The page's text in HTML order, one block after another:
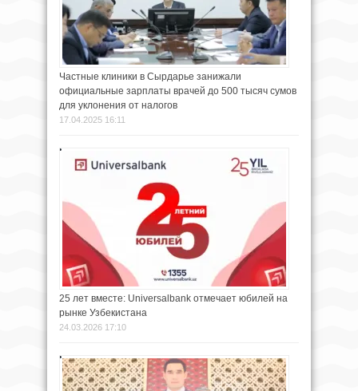
Частные клиники в Сырдарье занижали
официальные зарплаты врачей до 500 тысяч сумов
для уклонения от налогов
17.04.2025 16:11
25 лет вместе: Universalbank отмечает юбилей на
рынке Узбекистана
24.03.2026 17:10